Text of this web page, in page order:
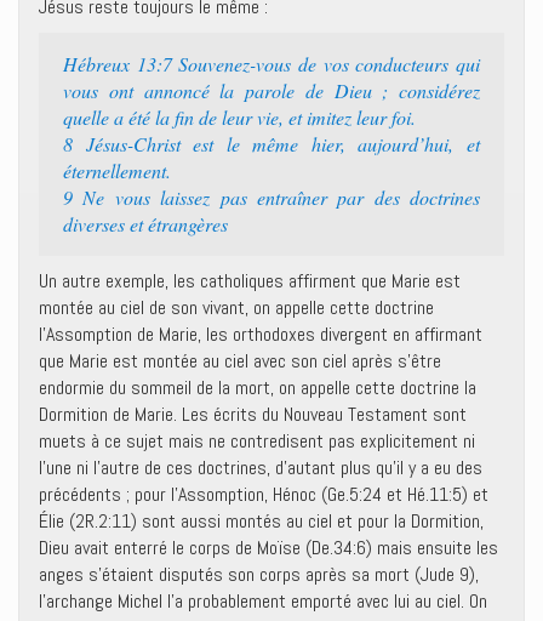
Jésus reste toujours le même :
Hébreux 13:7 Souvenez-vous de vos conducteurs qui
vous ont annoncé la parole de Dieu ; considérez
quelle a été la fin de leur vie, et imitez leur foi.
8 Jésus-Christ est le même hier, aujourd’hui, et
éternellement.
9 Ne vous laissez pas entraîner par des doctrines
diverses et étrangères
Un autre exemple, les catholiques affirment que Marie est
montée au ciel de son vivant, on appelle cette doctrine
l’Assomption de Marie, les orthodoxes divergent en affirmant
que Marie est montée au ciel avec son ciel après s’être
endormie du sommeil de la mort, on appelle cette doctrine la
Dormition de Marie. Les écrits du Nouveau Testament sont
muets à ce sujet mais ne contredisent pas explicitement ni
l’une ni l’autre de ces doctrines, d’autant plus qu’il y a eu des
précédents ; pour l’Assomption, Hénoc (Ge.5:24 et Hé.11:5) et
Élie (2R.2:11) sont aussi montés au ciel et pour la Dormition,
Dieu avait enterré le corps de Moïse (De.34:6) mais ensuite les
anges s’étaient disputés son corps après sa mort (Jude 9),
l’archange Michel l’a probablement emporté avec lui au ciel. On